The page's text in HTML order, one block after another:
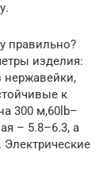
правильно?
изделия:
нержавейки,
к
300 м,60lb–
– 5.8–6.3, а